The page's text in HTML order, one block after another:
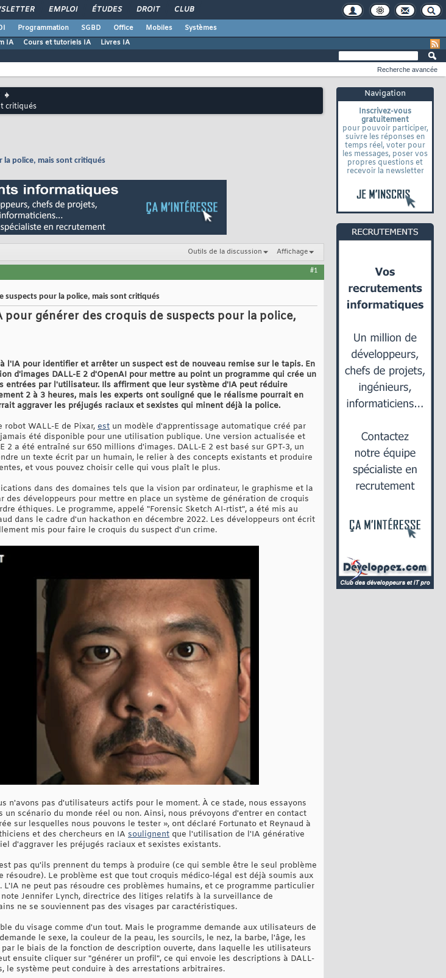
EMPLOI ÉTUDES DROIT CLUB
Programmation SGBD Office Mobiles
Systèmes
IA Cours et tutoriels IA Livres IA
Navigation
Inscrivez-vous
gratuitement
pour pouvoir participer,
suivre les réponses en
temps réel, voter pour
les messages, poser vos
propres questions et
recevoir la newsletter
Recherche avancée
critiqués
la police, mais sont critiqués
Outils de la discussion Affichage
#1
suspects pour la police, mais sont critiqués
générer des croquis de suspects pour la police,
pour identifier et arrêter un suspect est de nouveau remise sur le tapis. En
d'images DALL-E 2 d'OpenAI pour mettre au point un programme qui crée un
par l'utilisateur. Ils affirment que leur système d'IA peut réduire
2 à 3 heures, mais les experts ont souligné que le réalisme pourrait en
aggraver les préjugés raciaux et sexistes qui minent déjà la police.
robot WALL-E de Pixar, est un modèle d'apprentissage automatique créé par
été disponible pour une utilisation publique. Une version actualisée et
2 a été entraîné sur 650 millions d'images. DALL-E 2 est basé sur GPT-3, un
un texte écrit par un humain, le relier à des concepts existants et produire
et vous pouvez choisir celle qui vous plaît le plus.
dans des domaines tels que la vision par ordinateur, le graphisme et la
développeurs pour mettre en place un système de génération de croquis
éthiques. Le programme, appelé "Forensic Sketch AI-rtist", a été mis au
dans le cadre d'un hackathon en décembre 2022. Les développeurs ont écrit
mis pour faire le croquis du suspect d'un crime.
n'avons pas d'utilisateurs actifs pour le moment. À ce stade, nous essayons
scénario du monde réel ou non. Ainsi, nous prévoyons d'entrer en contact
sur lesquelles nous pouvons le tester », ont déclaré Fortunato et Reynaud à
et des chercheurs en IA soulignent que l'utilisation de l'IA générative
d'aggraver les préjugés raciaux et sexistes existants.
pas qu'ils prennent du temps à produire (ce qui semble être le seul problème
Le problème est que tout croquis médico-légal est déjà soumis aux
ne peut pas résoudre ces problèmes humains, et ce programme particulier
Jennifer Lynch, directrice des litiges relatifs à la surveillance de
ne se souviennent pas des visages par caractéristiques.
du visage comme d'un tout. Mais le programme demande aux utilisateurs de
le sexe, la couleur de la peau, les sourcils, le nez, la barbe, l'âge, les
le biais de la fonction de description ouverte, dans laquelle les utilisateurs
ensuite cliquer sur "générer un profil", ce qui envoie les descriptions à DALL-
le système peut conduire à des arrestations arbitraires.